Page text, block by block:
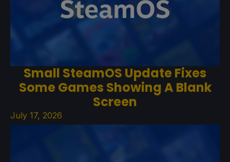
Small SteamOS Update Fixes
Some Games Showing A Blank
Screen
July 17, 2026